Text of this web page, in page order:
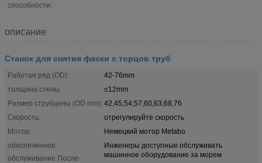
способности:
описание
Станок для снятия фаски с торцов труб
Работая ряд (OD):
42-76mm
толщина стены:
≤12mm
Размер струбцины (OD mm): 42,45,54,57,60,63,68,76
Скорость:
отрегулируйте скорость
Мотор:
Немецкий мотор Metabo
обеспеченное
обслуживание После-
Инженеры доступные обслуживать
машинное оборудование за морем